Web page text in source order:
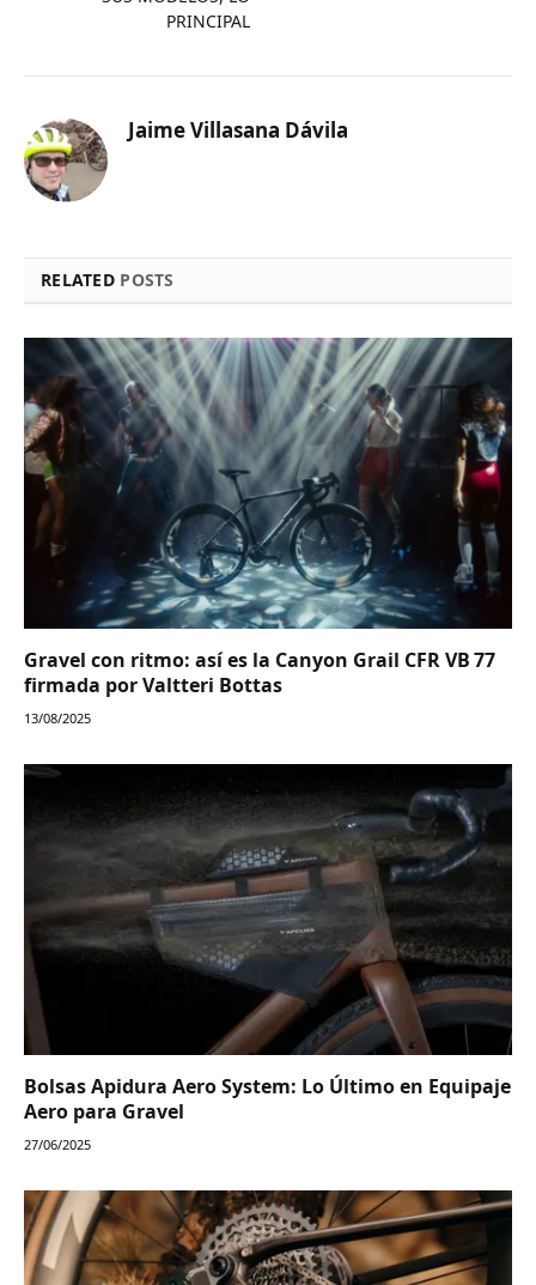
PRINCIPAL
Jaime Villasana Dávila
RELATED POSTS
Gravel con ritmo: así es la Canyon Grail CFR VB 77
firmada por Valtteri Bottas
13/08/2025
Bolsas Apidura Aero System: Lo Último en Equipaje
Aero para Gravel
27/06/2025